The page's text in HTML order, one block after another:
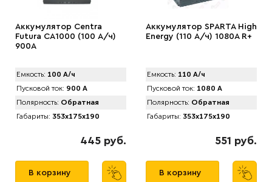
Аккумулятор Centra
Futura CA1000 (100 А/ч)
900A
Емкость: 100 А/ч
Пусковой ток: 900 А
Полярность: Обратная
Габариты: 353x175x190
445 руб.
В корзину
Аккумулятор SPАRTA High
Energy (110 А/ч) 1080A R+
Емкость: 110 А/ч
Пусковой ток: 1080 А
Полярность: Обратная
Габариты: 353x175x190
551 руб.
В корзину